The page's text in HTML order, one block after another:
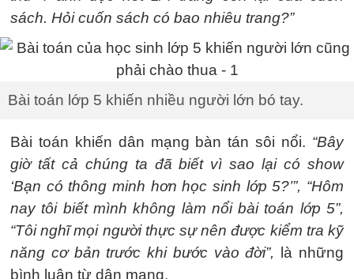
sách. Hỏi cuốn sách có bao nhiêu trang?”
Bài toán lớp 5 khiến nhiều người lớn bó tay.
Bài toán khiến dân mạng bàn tán sôi nổi. “Bây
giờ tất cả chúng ta đã biết vì sao lại có show
‘Bạn có thông minh hơn học sinh lớp 5?’”, “Hôm
nay tôi biết mình không làm nổi bài toán lớp 5”,
“Tôi nghĩ mọi người thực sự nên được kiểm tra kỹ
năng cơ bản trước khi bước vào đời”,
là những
bình luận từ dân mạng.